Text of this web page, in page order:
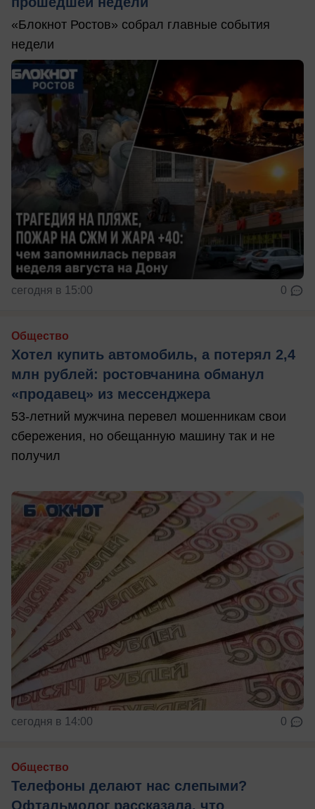
«Блокнот Ростов» собрал главные события
недели
сегодня в 15:00 0
Общество
Хотел купить автомобиль, а потерял 2,4
млн рублей: ростовчанина обманул
«продавец» из мессенджера
53-летний мужчина перевел мошенникам свои
сбережения, но обещанную машину так и не
получил
сегодня в 14:00 0
Общество
Телефоны делают нас слепыми?
Офтальмолог рассказала, что